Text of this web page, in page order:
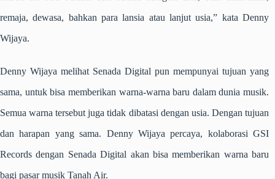
remaja, dewasa, bahkan para lansia atau lanjut usia,” kata Denny
Wijaya.
Denny Wijaya melihat Senada Digital pun mempunyai tujuan yang
sama, untuk bisa memberikan warna-warna baru dalam dunia musik.
Semua warna tersebut juga tidak dibatasi dengan usia. Dengan tujuan
dan harapan yang sama. Denny Wijaya percaya, kolaborasi GSI
Records dengan Senada Digital akan bisa memberikan warna baru
bagi pasar musik Tanah Air.